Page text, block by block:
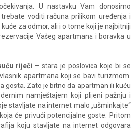
U nastavku Vam donosimo
voditi računa prilikom uređenja i
za odmor, ali i o tome koji je najbitniji
Vašeg apartmana i boravka u
riječi – stara je poslovica koje bi se
apartmana koji se bavi turizmom.
gosta. Zato je bitno da apartman ili kuću
namještajem koji plijeni pažnju i
stavljate na internet malo „ušminkajte“
će privući potencijalne goste. Pritom
koju stavljate na internet odgovara